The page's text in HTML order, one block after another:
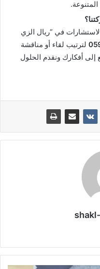
في “ريال الزي
لترتيب لقاء أو مناقشة
أفكارك ونقدم الحلول